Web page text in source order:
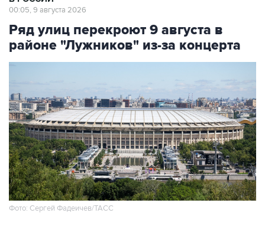
Ряд улиц перекроют 9 августа в
районе "Лужников" из-за концерта
Фото: Сергей Фадеичев/ТАСС
Москва. 9 августа. INTERFAX.RU - Движение в